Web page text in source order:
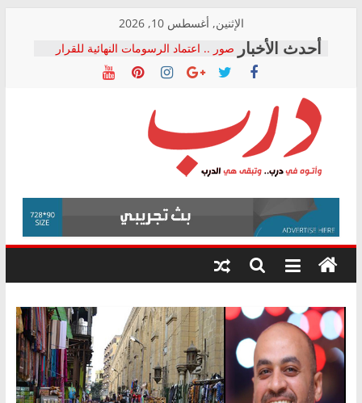
content
الإثنين, أغسطس 10, 2026
صور .. اعتماد الرسومات النهائية للقرار
الوزاري لمدينة الصحفيين.. وانتهاء أعمال
إنشاء المبنى الإداري
حرية تداول المعلومات للبرلمان خلال
الأسبوع الأخير لدور الانعقاد
نقيب الصحفيين يخاطب الوزراء
العام ضد مؤسسات تستغل المتدربين
حزب التحالف الشعبي يطلق لجنة “الحق
في الصحة” بالإسكندرية لرصد الانتهاكات
ودعم المرضى
درب
وأتوه
درب..
وتبقى
هي